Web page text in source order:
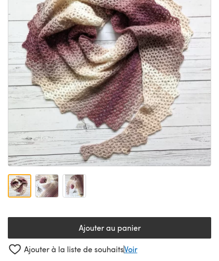
Ajouter au panier
Ajouter à la liste de souhaitsVoir